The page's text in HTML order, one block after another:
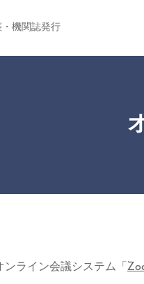
機関誌発行
ライン会議システム「